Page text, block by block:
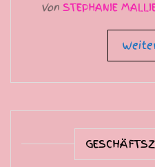
Von STEPHANIE